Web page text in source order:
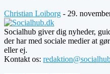
Christian Loiborg - 29.
Socialhub giver dig nyheder,
der har med sociale medier at
eller ej.
Kontakt os: